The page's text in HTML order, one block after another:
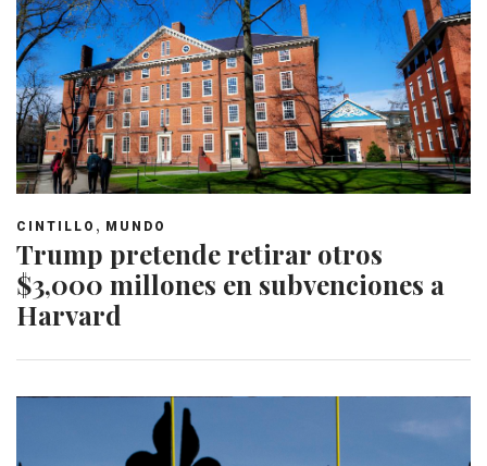
CINTILLO , MUNDO
Trump pretende retirar otros
$3,000 millones en subvenciones a
Harvard